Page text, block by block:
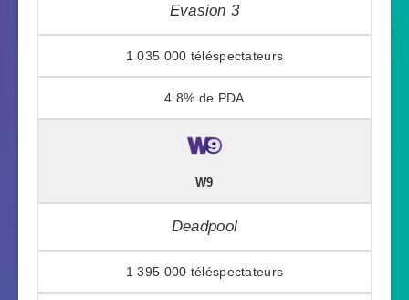
Evasion 3
1 035 000
4.8%
W9
Deadpool
1 395 000